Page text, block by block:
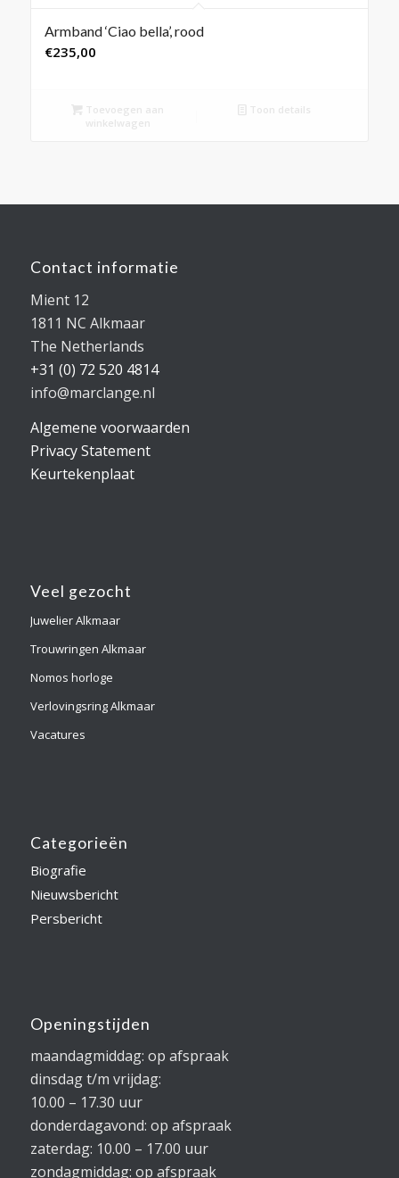
Armband ‘Ciao bella’, rood
€235,00
Toevoegen aan
winkelwagen
Toon details
Contact informatie
Mient 12
1811 NC Alkmaar
The Netherlands
+31 (0) 72 520 4814
info@marclange.nl
Algemene voorwaarden
Privacy Statement
Keurtekenplaat
Veel gezocht
Juwelier Alkmaar
Trouwringen Alkmaar
Nomos horloge
Verlovingsring Alkmaar
Vacatures
Categorieën
Biografie
Nieuwsbericht
Persbericht
Openingstijden
maandagmiddag: op afspraak
dinsdag t/m vrijdag:
10.00 – 17.30 uur
donderdagavond: op afspraak
zaterdag: 10.00 – 17.00 uur
zondagmiddag: op afspraak